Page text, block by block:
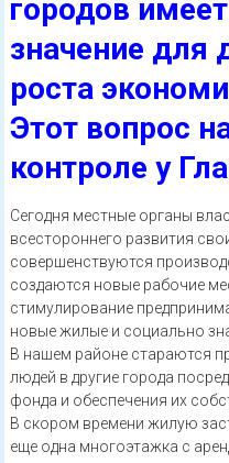
городов
значение для
роста
Этот вопрос
контроле у
Сегодня местные органы
всестороннего развития
совершенствуются
создаются новые рабочие
стимулирование
новые жилые и социально
В нашем районе стараются
людей в другие города
фонда и обеспечения их
В скором времени жилую
еще одна многоэтажка с